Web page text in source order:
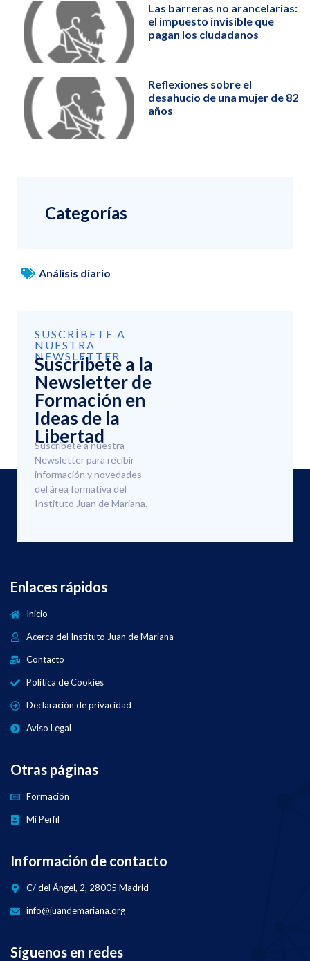
Las barreras no arancelarias:
el impuesto invisible que
pagan los ciudadanos
Reflexiones sobre el
desahucio de una mujer de 82
años
Categorías
Análisis diario
SUSCRÍBETE A
NUESTRA
NEWSLETTER
Suscríbete a la
Newsletter de
Formación en
Ideas de la
Libertad
Suscríbete a nuestra
Newsletter para recibir
información y novedades
del área formativa del
Instituto Juan de Mariana.
Enlaces rápidos
Inicio
Acerca del Instituto Juan de Mariana
Contacto
Política de Cookies
Declaración de privacidad
Aviso Legal
Otras páginas
Formación
Mi Perfil
Información de contacto
C/ del Ángel, 2, 28005 Madrid
info@juandemariana.org
Síguenos en redes